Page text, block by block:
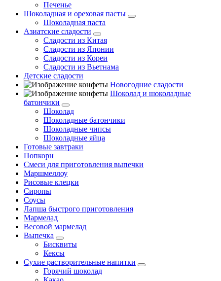
Печенье
Шоколадная и ореховая пасты
Шоколадная паста
Азиатские сладости
Сладости из Китая
Сладости из Японии
Сладости из Кореи
Сладости из Вьетнама
Детские сладости
Новогодние сладости
Шоколад и шоколадные
батончики
Шоколад
Шоколадные батончики
Шоколадные чипсы
Шоколадные яйца
Готовые завтраки
Попкорн
Смеси для приготовления выпечки
Маршмеллоу
Рисовые клецки
Сиропы
Соусы
Лапша быстрого приготовления
Мармелад
Весовой мармелад
Выпечка
Бисквиты
Кексы
Сухие растворительные напитки
Горячий шоколад